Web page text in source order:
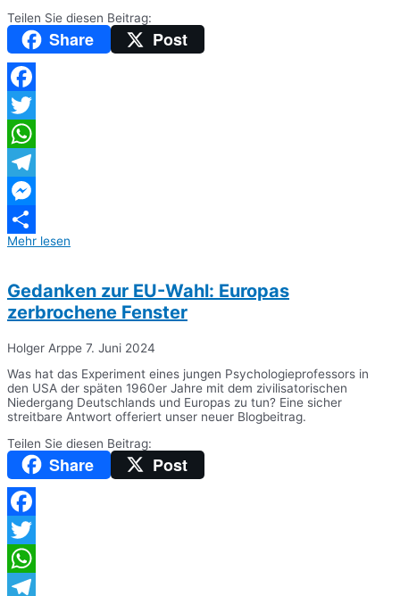
Teilen Sie diesen Beitrag:
Share Post
Facebook
Twitter
WhatsApp
Telegram
Messenger
Teilen
Mehr lesen
Gedanken zur EU-Wahl: Europas
zerbrochene Fenster
Holger Arppe 7. Juni 2024
Was hat das Experiment eines jungen Psychologieprofessors in
den USA der späten 1960er Jahre mit dem zivilisatorischen
Niedergang Deutschlands und Europas zu tun? Eine sicher
streitbare Antwort offeriert unser neuer Blogbeitrag.
Teilen Sie diesen Beitrag:
Share Post
Facebook
Twitter
WhatsApp